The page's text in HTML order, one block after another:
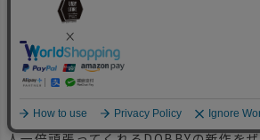
イズ。そして側面にはDカンがついてい
カラビナをつけて小型のLEDランタン
パワーアップします。
ックパックを持つ際のサブバッグとして